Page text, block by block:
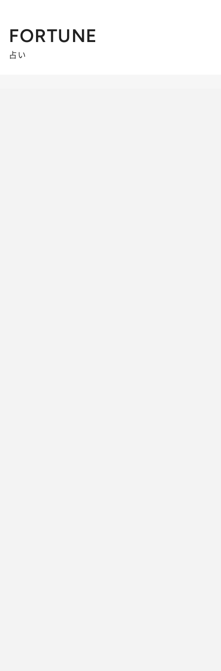
FORTUNE
占い